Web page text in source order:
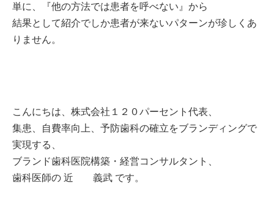
単に、
『他の方法では患者を呼べない』から
結果として紹介でしか患者が来ないパターンが珍しくあ
りません。
こんにちは、株式会社１２０パーセント代表、
集患、自費率向上、予防歯科の確立をブランディングで
実現する、
ブランド歯科医院構築・経営コンサルタント、
歯科医師の 近 義武 です。